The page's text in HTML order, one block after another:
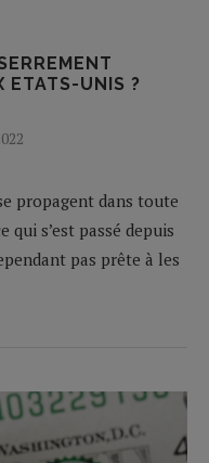
ETATS-UNIS ?
propagent dans toute
qui s’est passé depuis
pas prête à les